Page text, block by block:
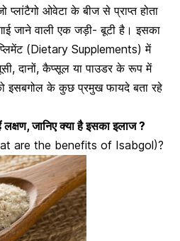
ओवेटा के बीज से प्राप्त होता
जाने वाली एक जड़ी- बूटी है। इसका
(Dietary Supplements) में
दानों, कैप्सूल या पाउडर के रूप में
इसबगोल के कुछ प्रमुख फायदे बता रहे
जानिए क्या है इसका इलाज ?
are the benefits of Isabgol)?